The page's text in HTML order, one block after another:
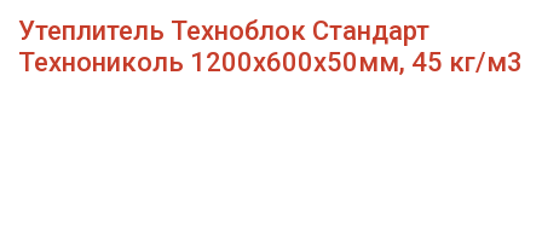
Утеплитель Техноблок Стандарт
Технониколь 1200х600х50мм, 45 кг/м3